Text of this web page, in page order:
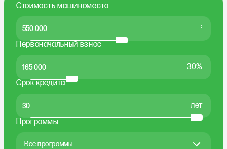
Стоимость машиноместа
₽
Первоначальный взнос
30%
Срок кредита
лет
Программы
Все программы